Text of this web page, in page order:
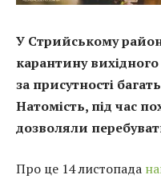
У Стрийському
карантину
за присутності
Натомість, під час
дозволяли
Про це 14 листопада